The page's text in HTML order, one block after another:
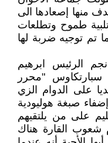
منها إصعادها الى
طموح وتطلعات
تم توجيه ضربة لها
الرئيس ابرهيم
سبارتكاوس "محرر
على الدوام الزي
صبغة هوليودية
على من يلتقيهم
شعوب القارة هناك